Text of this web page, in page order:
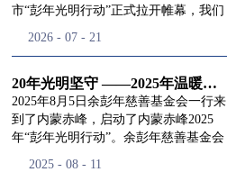
事长徐滨主持，会议出席人数超过理事
换届会议严格按照基金会章程规定流程
同回顾了基金会过往任期内在助学兴
教、医疗救助、公益事业普惠等多个领
域深耕耕耘的公益历程，充分肯定了第
三届理事会全体成员多年来接续付出的
民、济世利人"的慈善理念所做出的突
市“彭年光明行动”正式拉开帷幕，我们
土地，赴一场延续了二十一年的光明之
残联唐婷婷理事长到场参与本次启动活
动，由衷肯定了基金会坚持二十一年深
耕光明帮扶的坚守，也向长久奔走推进
项目的我们表达了谢意。二十一年时光
市与县域，一趟趟奔赴偏远地区，只为
2026 - 07 - 21
20年光明坚守 ——2025年温暖启程“彭年光明行动”内蒙赤峰
2025年8月5日余彭年慈善基金会一行来
到了内蒙赤峰，启动了内蒙赤峰2025
年“彭年光明行动”。余彭年慈善基金会
欣以及余彭年慈善基金会志愿者姜颖妍
2025 - 08 - 11